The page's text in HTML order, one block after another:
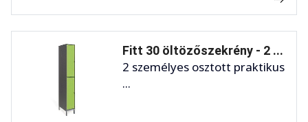
Fitt 30 öltözőszekrény - 2 ...
2 személyes osztott praktikus
...